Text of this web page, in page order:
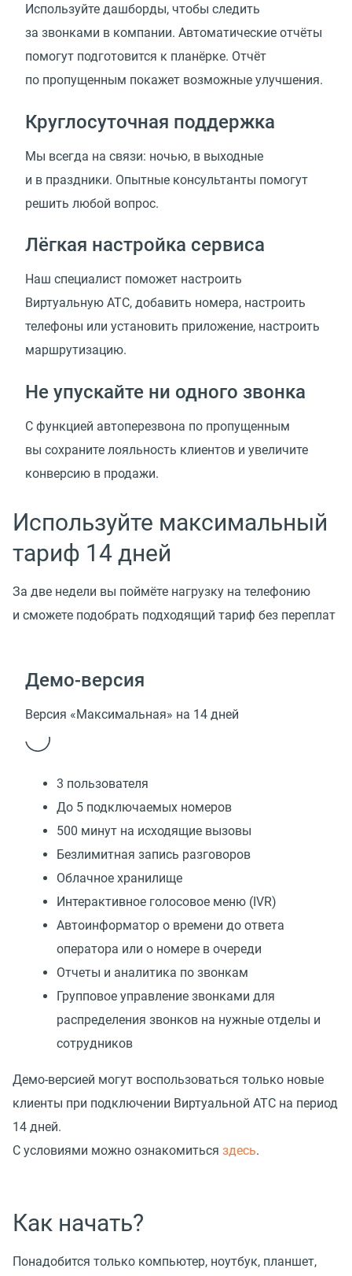
Используйте дашборды, чтобы следить
за звонками в компании. Автоматические отчёты
помогут подготовится к планёрке. Отчёт
по пропущенным покажет возможные улучшения.
Круглосуточная поддержка
Мы всегда на связи: ночью, в выходные
и в праздники. Опытные консультанты помогут
решить любой вопрос.
Лёгкая настройка сервиса
Наш специалист поможет настроить
Виртуальную АТС, добавить номера, настроить
телефоны или установить приложение, настроить
маршрутизацию.
Не упускайте ни одного звонка
С функцией автоперезвона по пропущенным
вы сохраните лояльность клиентов и увеличите
конверсию в продажи.
Используйте максимальный
тариф 14 дней
За две недели вы поймёте нагрузку на телефонию
и сможете подобрать подходящий тариф без переплат
Демо-версия
Версия «Максимальная» на 14 дней
3 пользователя
До 5 подключаемых номеров
500 минут на исходящие вызовы
Безлимитная запись разговоров
Облачное хранилище
Интерактивное голосовое меню (IVR)
Автоинформатор о времени до ответа
оператора или о номере в очереди
Отчеты и аналитика по звонкам
Групповое управление звонками для
распределения звонков на нужные отделы и
сотрудников
Демо-версией могут воспользоваться только новые
клиенты при подключении Виртуальной АТС на период
14 дней.
С условиями можно ознакомиться здесь.
Как начать?
Понадобится только компьютер, ноутбук, планшет,